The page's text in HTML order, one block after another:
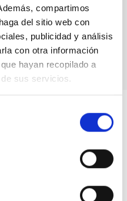
compartimos
del sitio web con
publicidad y análisis
con otra información
hayan recopilado a
sus servicios.